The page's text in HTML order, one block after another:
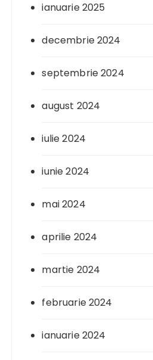
ianuarie 2025
decembrie 2024
septembrie 2024
august 2024
iulie 2024
iunie 2024
mai 2024
aprilie 2024
martie 2024
februarie 2024
ianuarie 2024